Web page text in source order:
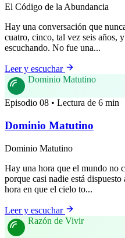
El Código de la Abundancia
Hay una conversación que
cuatro, cinco, tal vez seis años,
escuchando. No fue una...
Leer y escuchar
Dominio Matutino
Episodio 08 • Lectura de 6 min
Dominio Matutino
Dominio Matutino
Hay una hora que el mundo no
porque casi nadie está
hora en que el cielo to...
Leer y escuchar
Razón de Vivir